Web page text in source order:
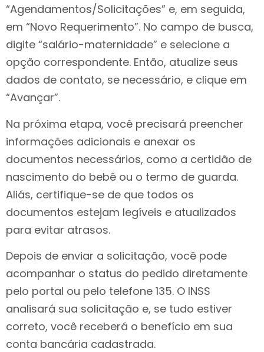
“Agendamentos/Solicitações” e, em seguida,
em “Novo Requerimento”. No campo de busca,
digite “salário-maternidade” e selecione a
opção correspondente. Então, atualize seus
dados de contato, se necessário, e clique em
“Avançar”.
Na próxima etapa, você precisará preencher
informações adicionais e anexar os
documentos necessários, como a certidão de
nascimento do bebê ou o termo de guarda.
Aliás, certifique-se de que todos os
documentos estejam legíveis e atualizados
para evitar atrasos.
Depois de enviar a solicitação, você pode
acompanhar o status do pedido diretamente
pelo portal ou pelo telefone 135. O INSS
analisará sua solicitação e, se tudo estiver
correto, você receberá o benefício em sua
conta bancária cadastrada.